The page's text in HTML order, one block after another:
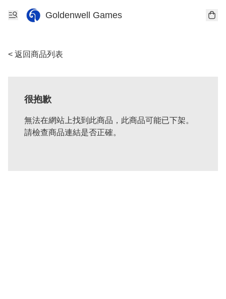
Goldenwell Games
< 返回商品列表
很抱歉
無法在網站上找到此商品，此商品可能已下架。
請檢查商品連結是否正確。